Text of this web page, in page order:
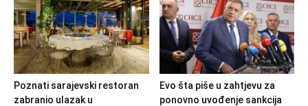
Poznati sarajevski restoran
zabranio ulazak u
Evo šta piše u zahtjevu za
ponovno uvođenje sankcija